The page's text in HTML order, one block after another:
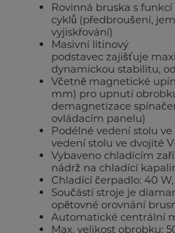
Rovinná bruska s
cyklů (předbroušení,
vyjiskřování)
Masivní litinový
podstavec zajišťuje
dynamickou stabilitu,
Včetně magnetické
mm) pro upnutí
demagnetizace
ovládacím panelu)
Podélné vedení stolu
vedení stolu ve dvojité
Vybaveno chladícím
nádrž na chladící
Chladící čerpadlo: 40
Součástí stroje je
opětovné orovnání
Automatické centrální
Max. velikost obrobku: